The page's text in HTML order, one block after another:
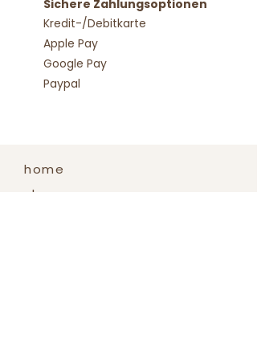
14,90 €
Weitere Infos:Versand & Rückgabe
Sichere Zahlungsoptionen
Kredit-/Debitkarte
Apple Pay
Google Pay
Paypal
home
shop